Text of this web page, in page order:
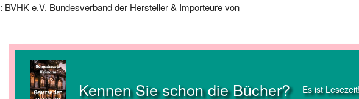
: BVHK e.V. Bundesverband der Hersteller & Importeure von
Kennen Sie schon die Bücher? Es ist